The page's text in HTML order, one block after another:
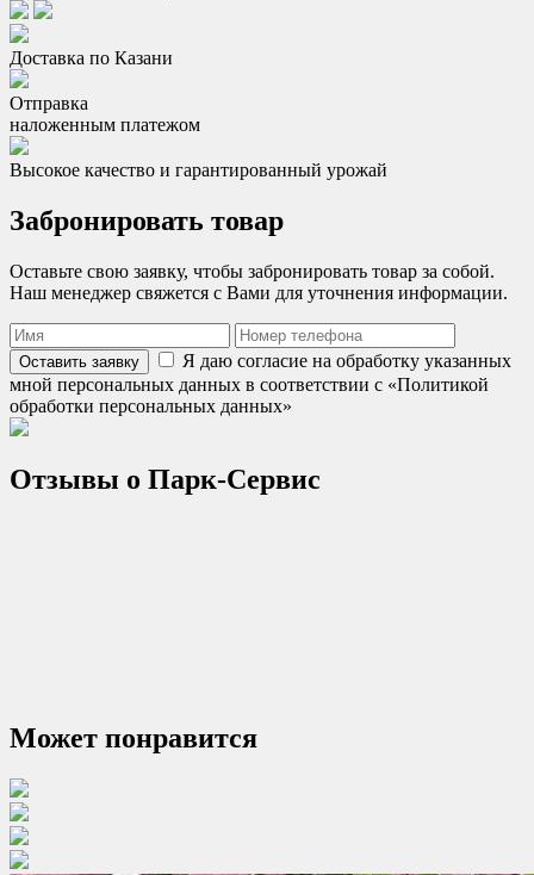
Доставка по Казани
Отправка
наложенным платежом
Высокое качество и гарантированный урожай
Забронировать товар
Оставьте свою заявку, чтобы забронировать товар за собой.
Наш менеджер свяжется с Вами для уточнения информации.
Оставить заявку
Я даю согласие на обработку указанных
мной персональных данных в соответствии с «Политикой
обработки персональных данных»
Отзывы о Парк-Сервис
Может понравится